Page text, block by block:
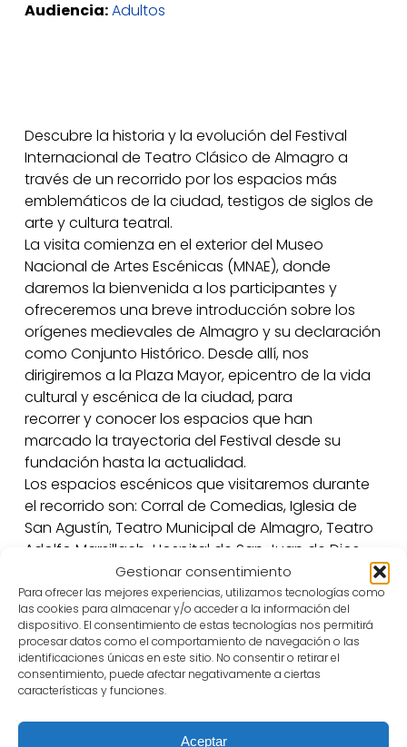
Gestionar consentimiento
Para ofrecer las mejores experiencias, utilizamos tecnologías como
las cookies para almacenar y/o acceder a la información del
dispositivo. El consentimiento de estas tecnologías nos permitirá
procesar datos como el comportamiento de navegación o las
identificaciones únicas en este sitio. No consentir o retirar el
consentimiento, puede afectar negativamente a ciertas
características y funciones.
Aceptar
Audiencia:Adultos
Descubre la historia y la evolución del Festival
Internacional de Teatro Clásico de Almagro a
través de un recorrido por los espacios más
emblemáticos de la ciudad, testigos de siglos de
arte y cultura teatral.
La visita comienza en el exterior del Museo
Nacional de Artes Escénicas (MNAE), donde
daremos la bienvenida a los participantes y
ofreceremos una breve introducción sobre los
orígenes medievales de Almagro y su declaración
como Conjunto Histórico. Desde allí, nos
dirigiremos a la Plaza Mayor, epicentro de la vida
cultural y escénica de la ciudad, para
recorrer y conocer los espacios que han
marcado la trayectoria del Festival desde su
fundación hasta la actualidad.
Los espacios escénicos que visitaremos durante
el recorrido son: Corral de Comedias, Iglesia de
San Agustín, Teatro Municipal de Almagro, Teatro
Adolfo Marsillach-Hospital de San Juan de Dios,
Antigua Universidad Renacentista – Áurea,Palacio
de los Villarreal, Museo Nacional de Artes
Escénicas (MNAE). El recorrido finaliza en el Palacio
de los Condes de Valdeparaíso, sede del Festival
Internacional de Teatro Clásico de Almagro,
donde el Centro de Tecnificación Gastronómica
les ofrecerá a los asistentes una cata de
diferentes vinos y productos de calidad